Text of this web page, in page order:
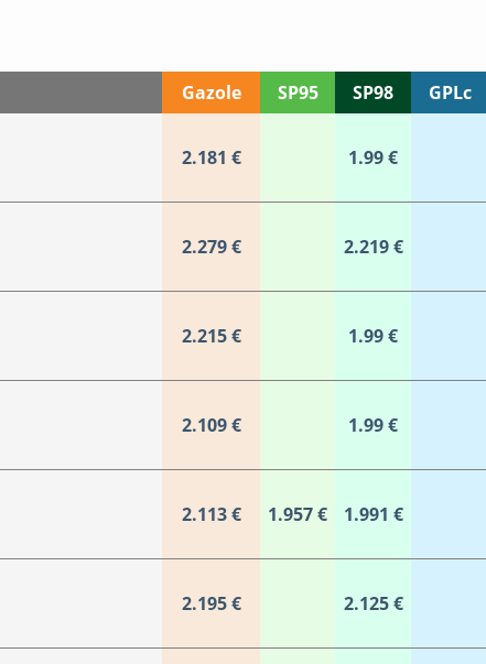
Gazole SP95 SP98 GPLc
2.181 € 1.99 €
2.279 € 2.219 €
2.215 € 1.99 €
2.109 € 1.99 €
2.113 € 1.957 € 1.991 €
2.195 € 2.125 €